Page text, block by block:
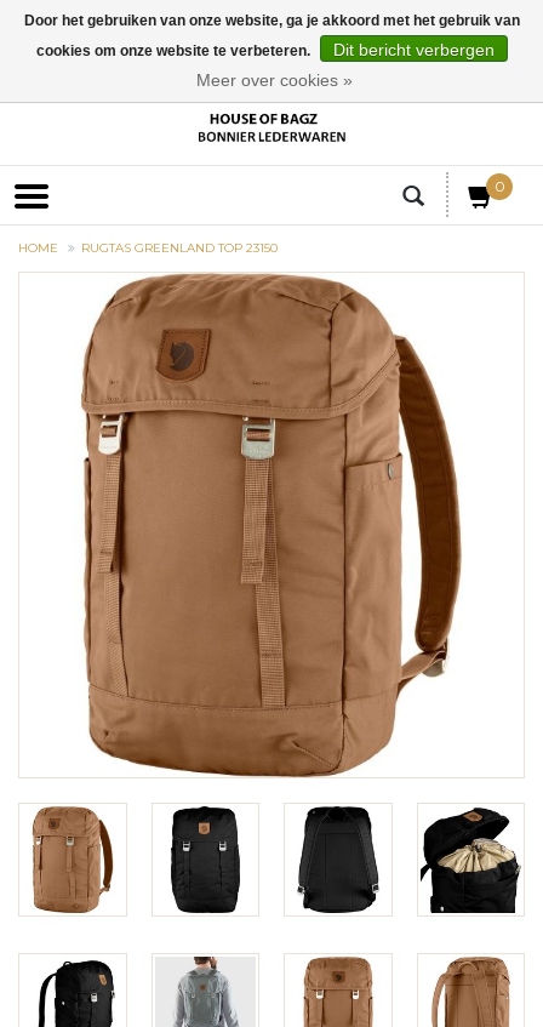
0
HOME RUGTAS GREENLAND TOP 23150
Door het gebruiken van onze website, ga je akkoord met het gebruik van
cookies om onze website te verbeteren.
Dit bericht verbergen
Meer over cookies »